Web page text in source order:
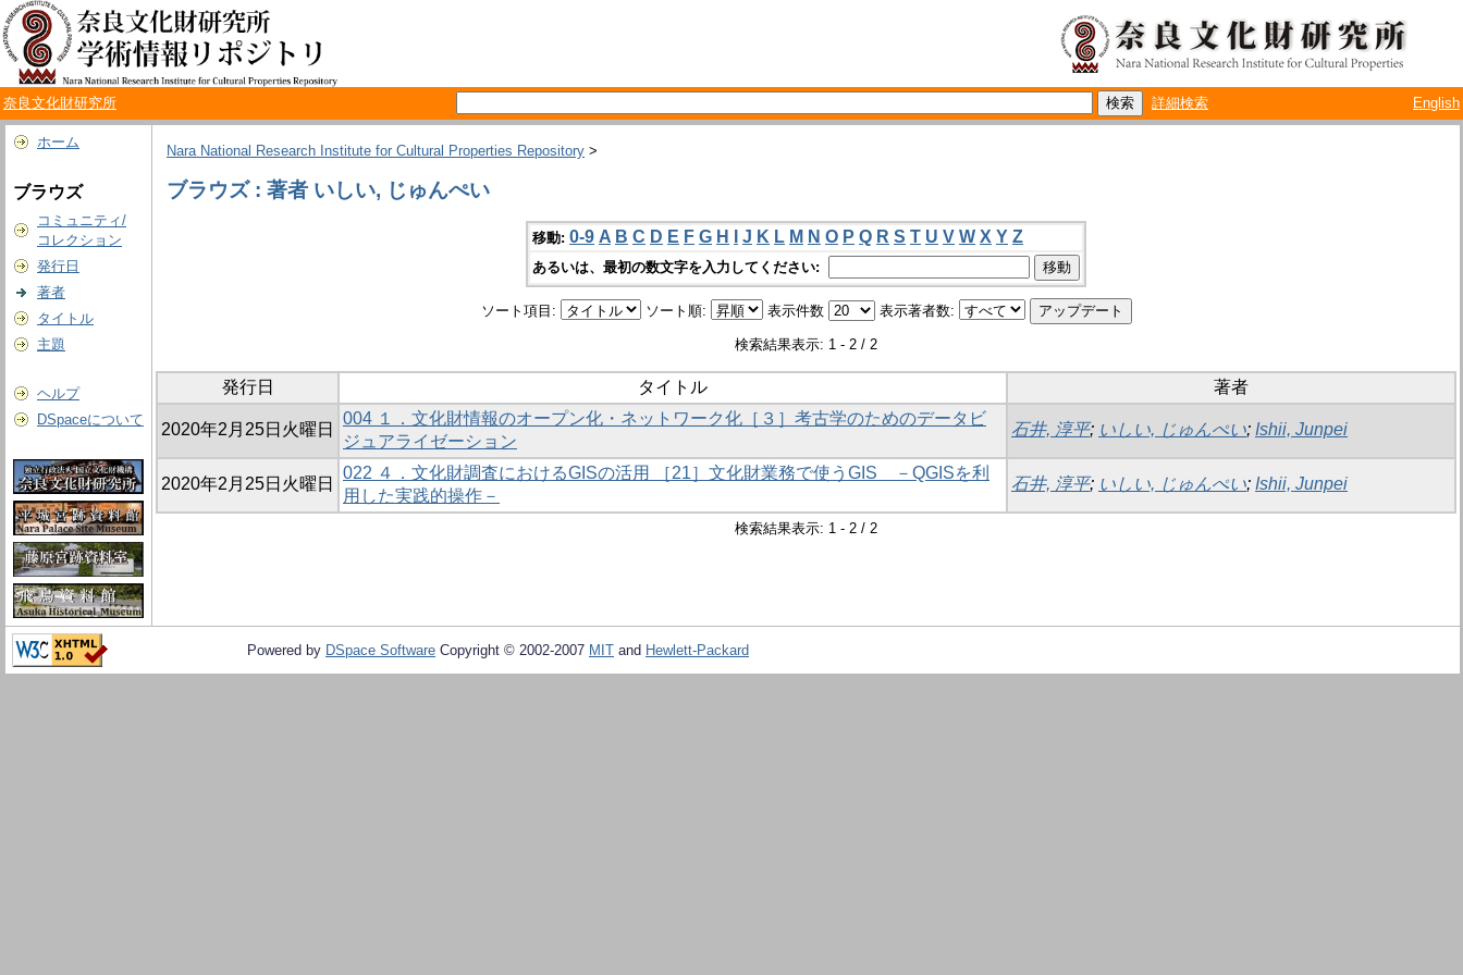
奈良文化財研究所 詳細検索 English
ホーム
ブラウズ
コミュニティ/
コレクション
発行日
著者
タイトル
主題
ヘルプ
DSpaceについて
Nara National Research Institute for Cultural Properties Repository >
ブラウズ : 著者 いしい, じゅんぺい
移動: 0-9 A B C D E F G H J K L M N O P Q R S T U V W X Y Z
あるいは、最初の数文字を入力してください:
ソート項目: ソート順: 表示件数 表示著者数:
検索結果表示: 1 - 2 / 2
発行日 タイトル 著者
2020年2月25日火曜日
004 １．文化財情報のオープン化・ネットワーク化［３］考古学のためのデータビ
ジュアライゼーション
石井, 淳平; いしい, じゅんぺい; Ishii, Junpei
2020年2月25日火曜日
022 ４．文化財調査におけるGISの活用 ［21］文化財業務で使うGIS －QGISを利
用した実践的操作－
石井, 淳平; いしい, じゅんぺい; Ishii, Junpei
検索結果表示: 1 - 2 / 2
Powered by DSpace Software Copyright © 2002-2007 MIT and Hewlett-Packard